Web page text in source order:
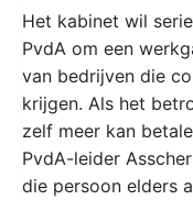
Het kabinet wil
PvdA om een
van bedrijven die
krijgen. Als het
zelf meer kan
PvdA-leider
die persoon elders